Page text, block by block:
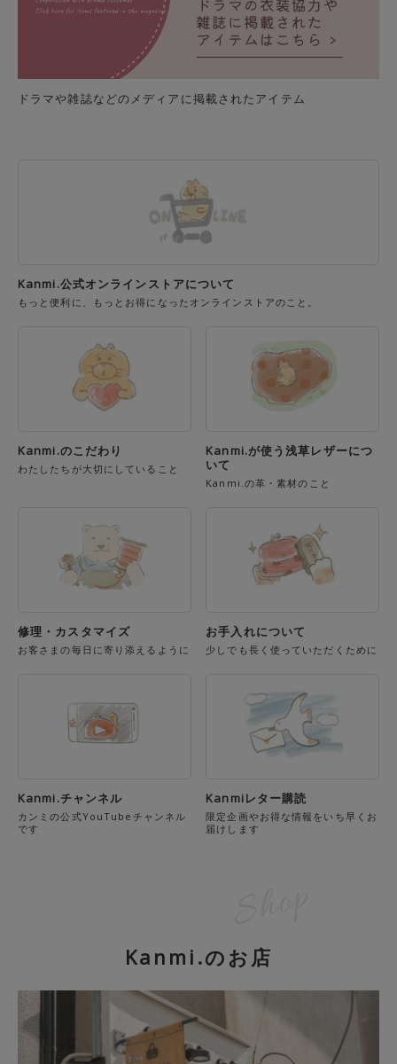
ドラマや雑誌などのメディアに掲載されたアイテム
Kanmi.公式オンラインストアについて
もっと便利に、もっとお得になったオンラインストアのこと。
Kanmi.のこだわり
わたしたちが大切にしていること
Kanmi.が使う浅草レザーにつ
いて
Kanmi.の革・素材のこと
修理・カスタマイズ
お客さまの毎日に寄り添えるように
お手入れについて
少しでも長く使っていただくために
Kanmi.チャンネル
カンミの公式YouTubeチャンネル
です
Kanmiレター購読
限定企画やお得な情報をいち早くお
届けします
Kanmi.のお店